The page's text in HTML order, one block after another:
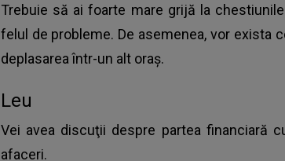
Trebuie să ai foarte mare grijă la
felul de probleme. De asemenea, vor exista
deplasarea într-un alt oraş.
Leu
Vei avea discuţii despre partea financiară
afaceri.